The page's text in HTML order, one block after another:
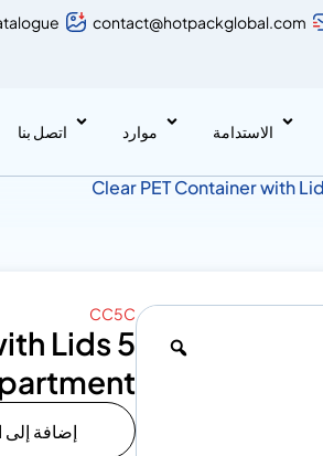
contact@hotpackglobal.com
الاستدامة موارد اتصل بنا
CC5C
Lids 5
إضافة إلى